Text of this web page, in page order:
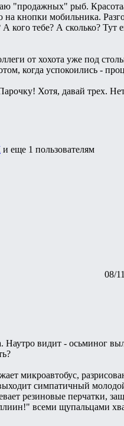
"продажных" рыб.
кнопки мобильника.
кого тебе? А сколько? Тут
от хохота уже под
когда успокоились -
Хотя, давай трех.
и еще 1 пользователям
08/
видит - осьминог
микроавтобус,
симпатичный
резиновые пеpчатки,
всеми щупальцами